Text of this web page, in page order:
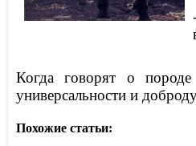
Когда говорят о породе
универсальности и
Похожие статьи: